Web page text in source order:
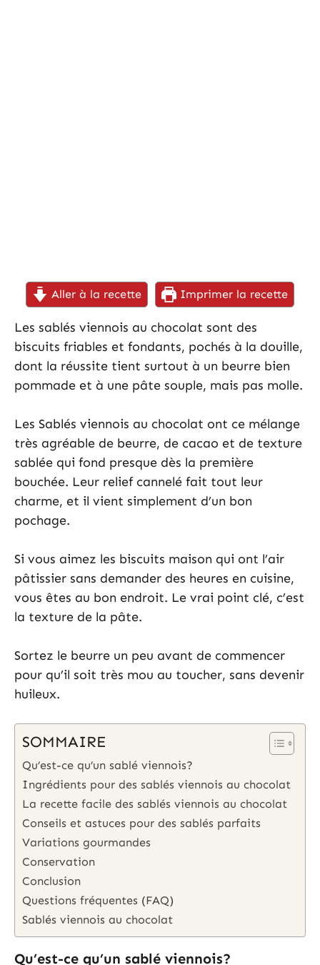
Aller à la recette Imprimer la recette
Les sablés viennois au chocolat sont des
biscuits friables et fondants, pochés à la douille,
dont la réussite tient surtout à un beurre bien
pommade et à une pâte souple, mais pas molle.
Les Sablés viennois au chocolat ont ce mélange
très agréable de beurre, de cacao et de texture
sablée qui fond presque dès la première
bouchée. Leur relief cannelé fait tout leur
charme, et il vient simplement d’un bon
pochage.
Si vous aimez les biscuits maison qui ont l’air
pâtissier sans demander des heures en cuisine,
vous êtes au bon endroit. Le vrai point clé, c’est
la texture de la pâte.
Sortez le beurre un peu avant de commencer
pour qu’il soit très mou au toucher, sans devenir
huileux.
SOMMAIRE
Qu’est-ce qu’un sablé viennois?
Ingrédients pour des sablés viennois au chocolat
La recette facile des sablés viennois au chocolat
Conseils et astuces pour des sablés parfaits
Variations gourmandes
Conservation
Conclusion
Questions fréquentes (FAQ)
Sablés viennois au chocolat
Qu’est-ce qu’un sablé viennois?